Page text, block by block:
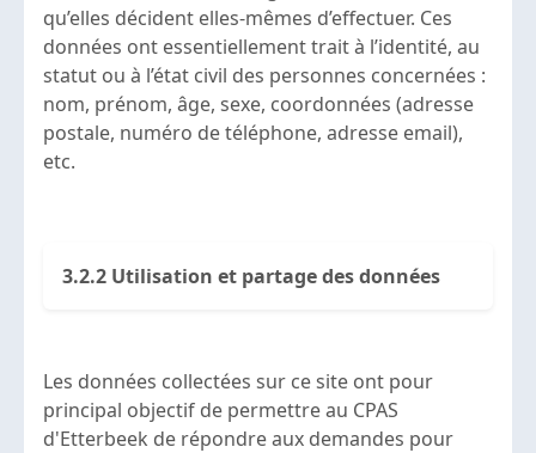
qu’elles décident elles-mêmes d’effectuer. Ces
données ont essentiellement trait à l’identité, au
statut ou à l’état civil des personnes concernées :
nom, prénom, âge, sexe, coordonnées (adresse
postale, numéro de téléphone, adresse email),
etc.
3.2.2 Utilisation et partage des données
Les données collectées sur ce site ont pour
principal objectif de permettre au CPAS
d'Etterbeek de répondre aux demandes pour